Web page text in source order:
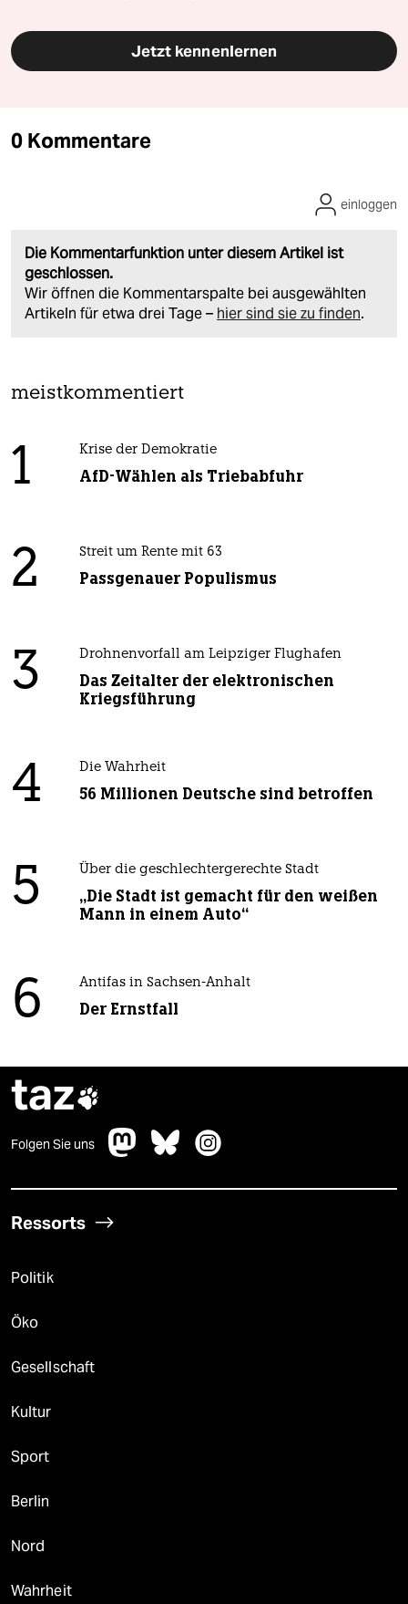
Jetzt kennenlernen
0 Kommentare
Die Kommentarfunktion unter diesem Artikel ist
geschlossen.
Wir öffnen die Kommentarspalte bei ausgewählten
Artikeln für etwa drei Tage – hier sind sie zu finden.
einloggen
meistkommentiert
1 Krise der Demokratie
AfD-Wählen als Triebabfuhr
2 Streit um Rente mit 63
Passgenauer Populismus
3 Drohnenvorfall am Leipziger Flughafen
Das Zeitalter der elektronischen
Kriegsführung
4 Die Wahrheit
56 Millionen Deutsche sind betroffen
5 Über die geschlechtergerechte Stadt
„Die Stadt ist gemacht für den weißen
Mann in einem Auto“
6 Antifas in Sachsen-Anhalt
Der Ernstfall
taz
Folgen Sie uns
Ressorts
Politik
Öko
Gesellschaft
Kultur
Sport
Berlin
Nord
Wahrheit